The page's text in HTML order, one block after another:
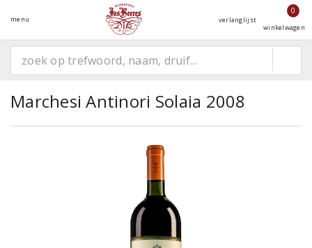
menu verlanglijst
0
winkelwagen
Marchesi Antinori Solaia 2008